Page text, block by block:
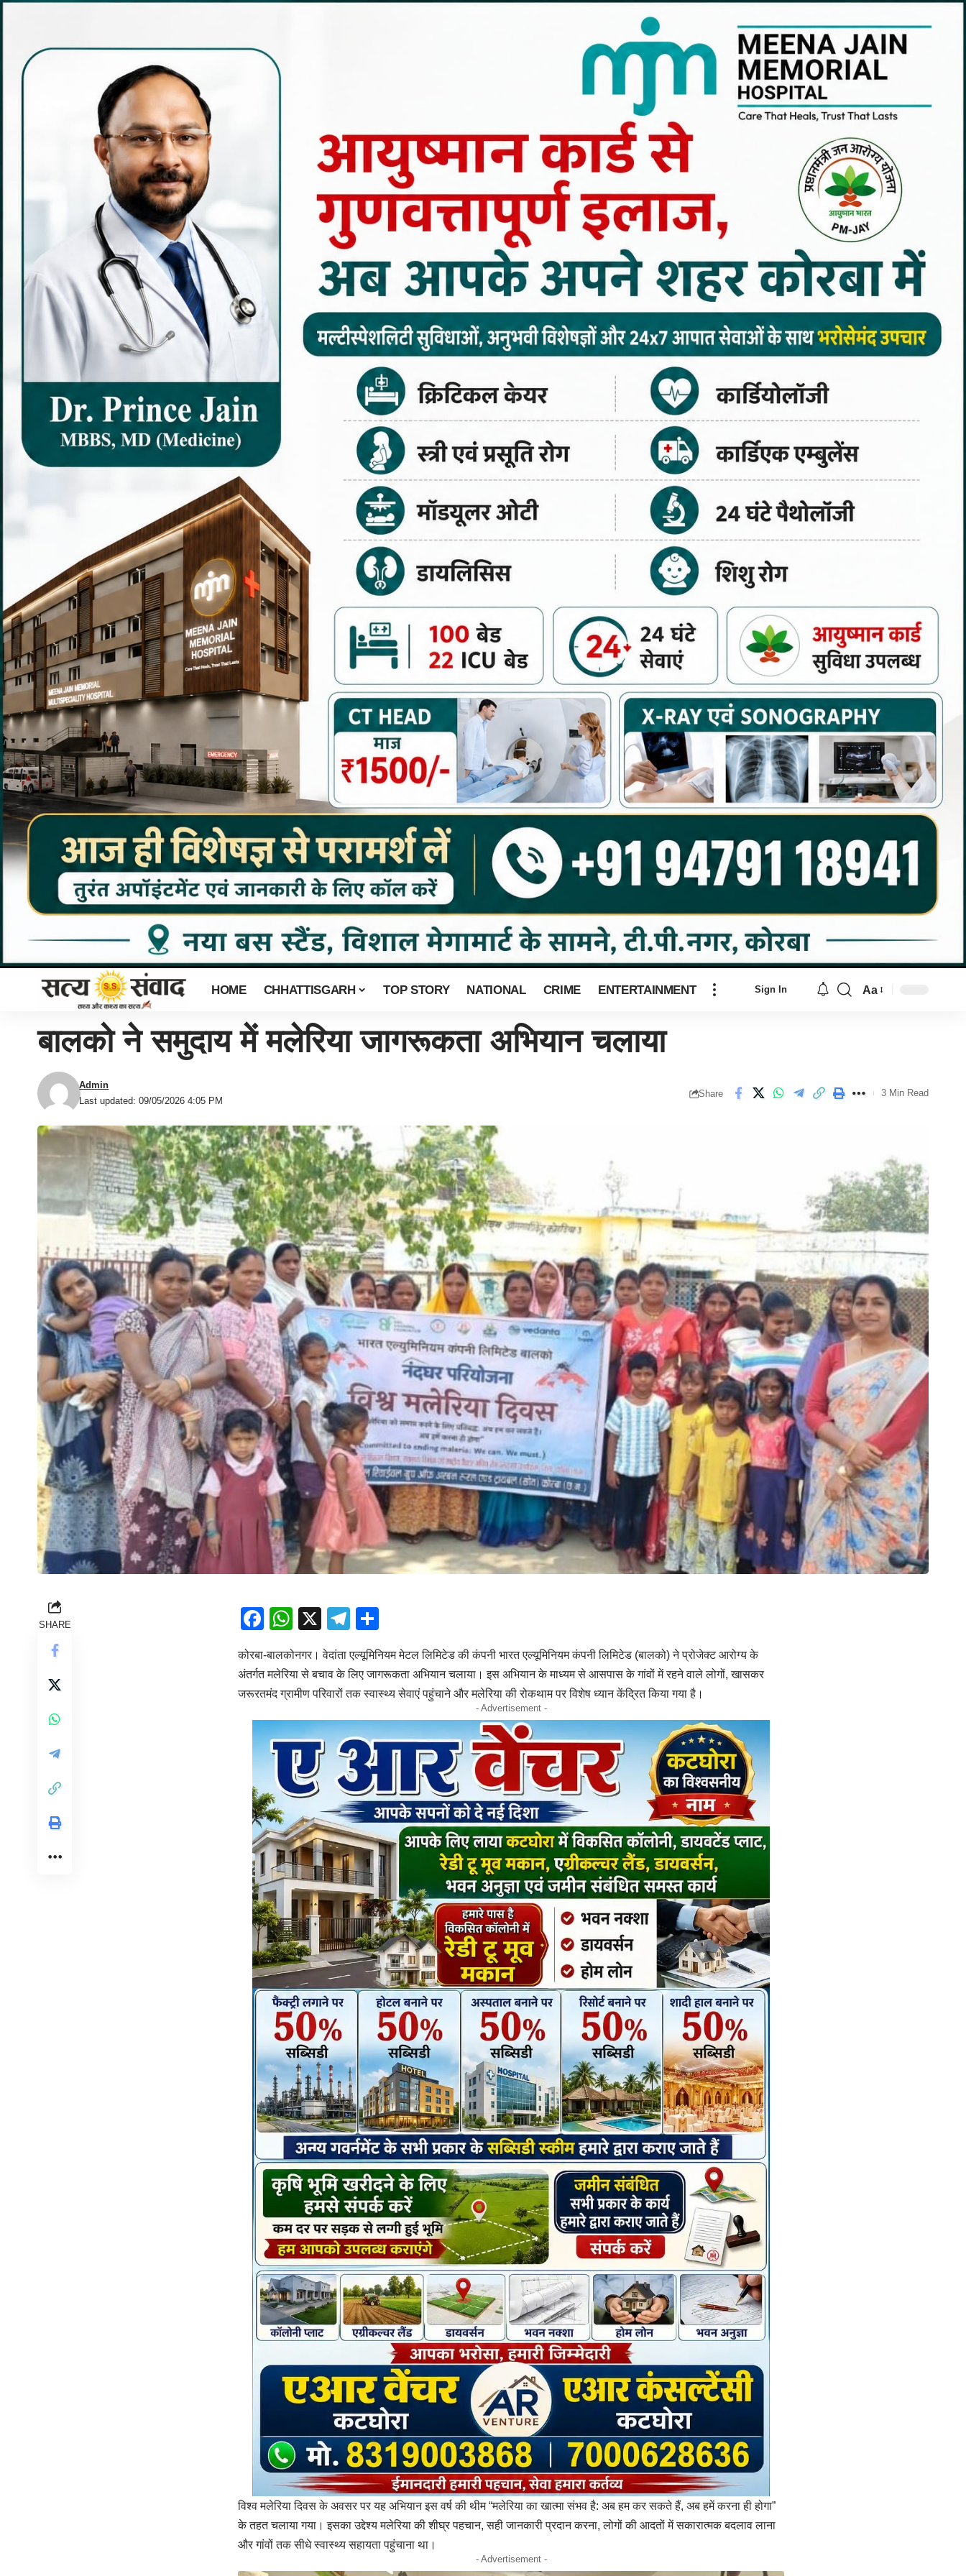
HOME CHHATTISGARH TOP STORY NATIONAL CRIME ENTERTAINMENT Sign In Aa
बालको ने समुदाय में मलेरिया जागरूकता अभियान चलाया
Last updated: 09/05/2026 4:05 PM
Admin
Share 3 Min Read
SHARE Facebook
WhatsApp
X Telegram
कोरबा-बालकोनगर। वेदांता एल्यूमिनियम मेटल लिमिटेड की कंपनी भारत एल्यूमिनियम कंपनी लिमिटेड (बालको) ने प्रोजेक्ट आरोग्य के
अंतर्गत मलेरिया से बचाव के लिए जागरूकता अभियान चलाया। इस अभियान के माध्यम से आसपास के गांवों में रहने वाले लोगों, खासकर
जरूरतमंद ग्रामीण परिवारों तक स्वास्थ्य सेवाएं पहुंचाने और मलेरिया की रोकथाम पर विशेष ध्यान केंद्रित किया गया है।
- Advertisement -
विश्व मलेरिया दिवस के अवसर पर यह अभियान इस वर्ष की थीम “मलेरिया का खात्मा संभव है: अब हम कर सकते हैं, अब हमें करना ही होगा”
के तहत चलाया गया। इसका उद्देश्य मलेरिया की शीघ्र पहचान, सही जानकारी प्रदान करना, लोगों की आदतों में सकारात्मक बदलाव लाना
और गांवों तक सीधे स्वास्थ्य सहायता पहुंचाना था।
- Advertisement -